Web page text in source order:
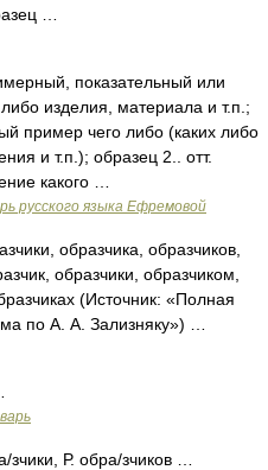
…
показательный или
изделия, материала и т.п.;
пример чего либо (каких либо
и т.п.); образец 2.. отт.
какого …
русского языка Ефремовой
образчика, образчиков,
образчики, образчиком,
(Источник: «Полная
по А. А. Зализняку») …
Р. обра/зчиков …